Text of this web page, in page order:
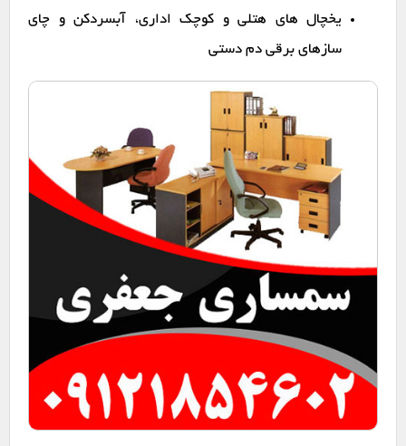
یخچال های هتلی و کوچک اداری، آبسردکن و چای
سازهای برقی دم دستی